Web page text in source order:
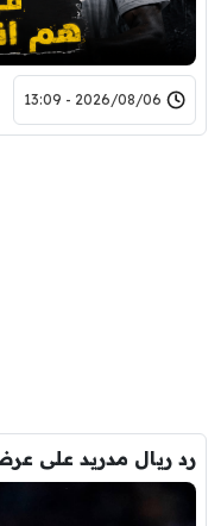
2026/08/06 - 13:09
رد ريال مدريد على